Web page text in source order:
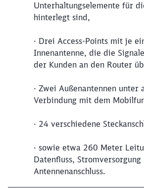
Unterhaltungselemente für
hinterlegt sind,
· Drei Access-Points mit je
Innenantenne, die die
der Kunden an den Router
· Zwei Außenantennen unter
Verbindung mit dem
· 24 verschiedene
· sowie etwa 260 Meter
Datenfluss, Stromversorgung
Antennenanschluss.